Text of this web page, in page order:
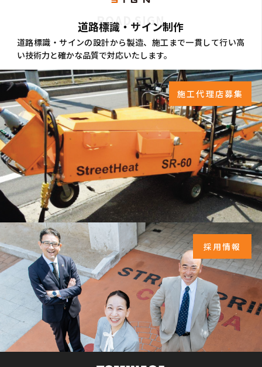
ROAD SIGN
道路標識・サイン制作
道路標識・サインの設計から製造、施工まで一貫して行い高
い技術力と確かな品質で対応いたします。
施工代理店募集
採用情報